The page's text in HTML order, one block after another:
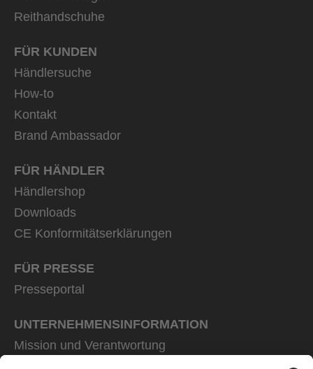
Reithandschuhe
FÜR KUNDEN
Händlersuche
How-to
Kontakt
Brand Ambassador
FÜR HÄNDLER
Händlershop
Downloads
CE Konformitätserklärungen
FÜR PRESSE
Presseportal
UNTERNEHMENS­INFORMATION
Mission und Verantwortung